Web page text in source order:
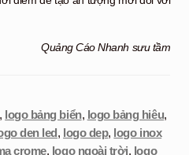
Quảng Cáo Nhanh sưu tầm
, logo bảng biển, logo bảng hiêu,
den led , logo dep, logo inox
crome, logo ngoài trời, logo